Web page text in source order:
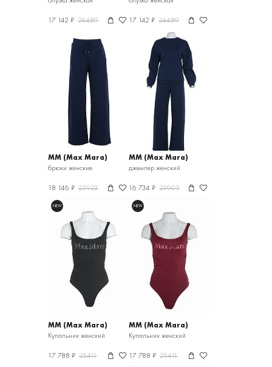
17 142 ₽ 24489 17 142 ₽ 24489
MM (Max Mara)
брюки женские
18 146 ₽ 25923
MM (Max Mara)
джемпер женский
16 734 ₽ 23905
NEW
MM (Max Mara)
Купальник женский
17 788 ₽ 25411
NEW
MM (Max Mara)
Купальник женский
17 788 ₽ 25411